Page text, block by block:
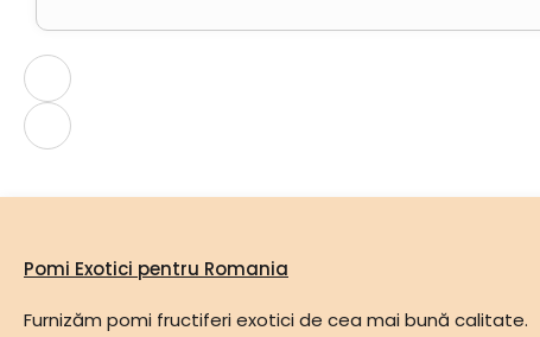
Pomi Exotici pentru Romania
Furnizăm pomi fructiferi exotici de cea mai bună calitate.